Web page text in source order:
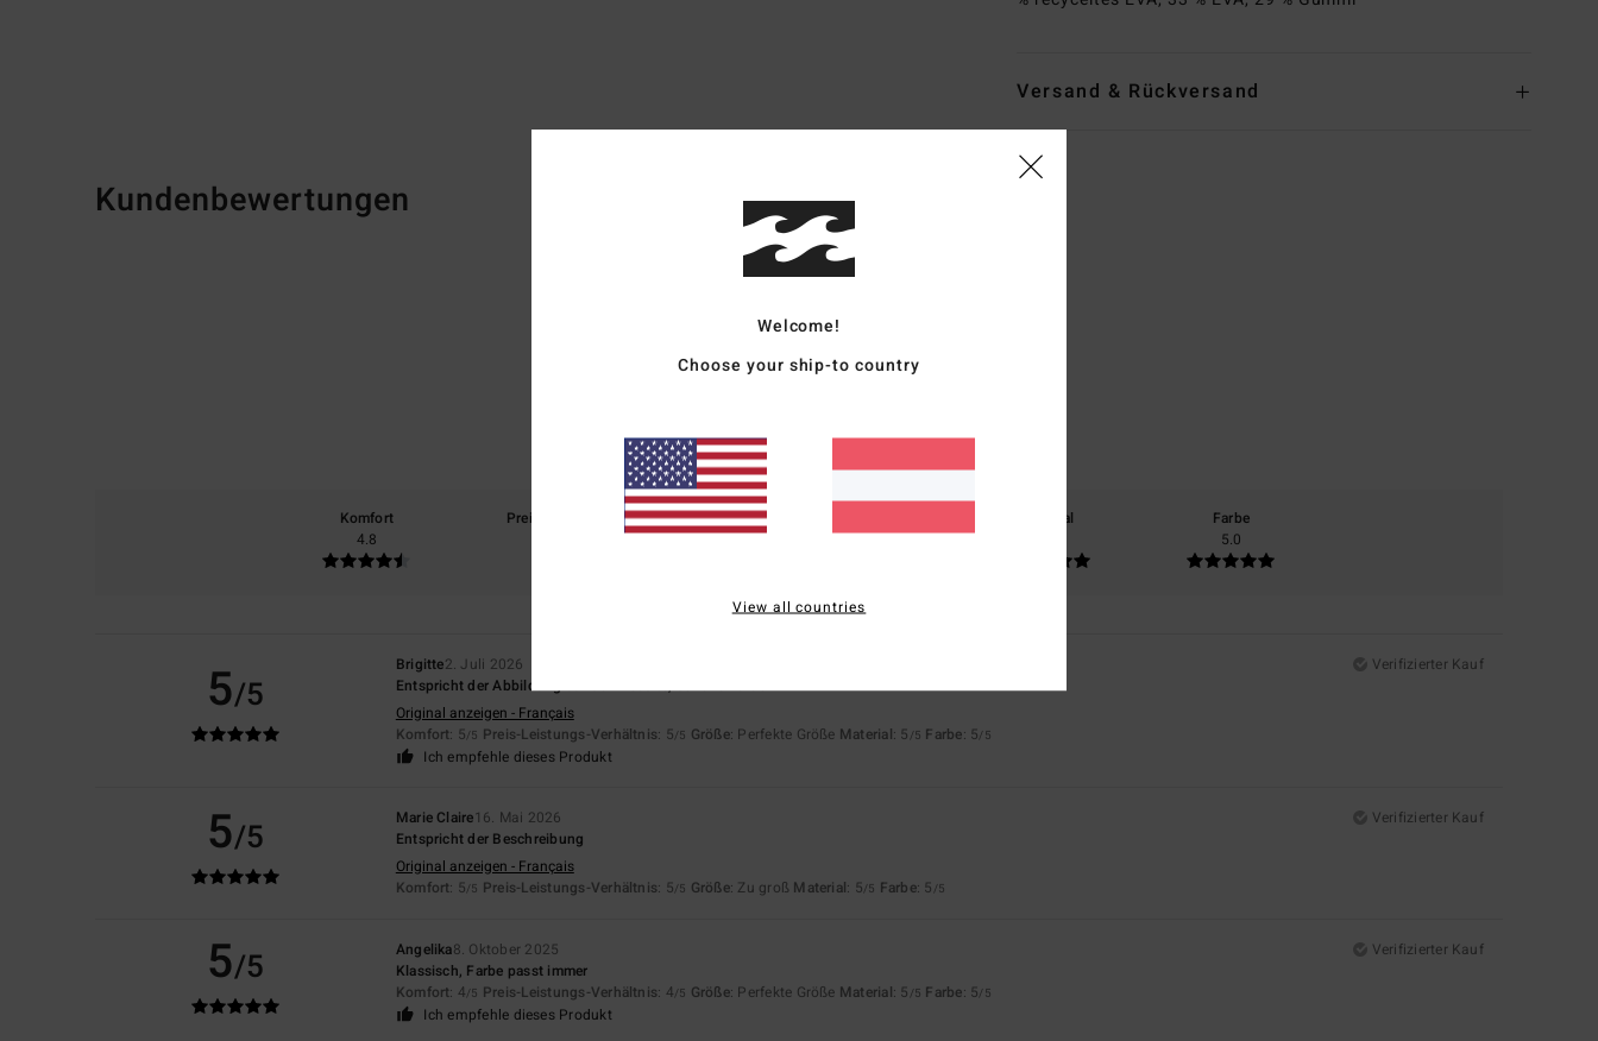
Versand & Rückversand
Kundenbewertungen
5.0/5
basierend auf4 verifizierten Bewertungenseit Oktober 2025
75% unserer Kunden empfehlen dieses Produkt
Komfort
4.8
Preis-Leistungs-Verhältnis
Material
Farbe
5.0
5/5
Brigitte2. Juli 2026
Verifizierter Kauf
Entspricht der Abbildung auf der Website, schöne Farbe
Original anzeigen - Français
Komfort: 5/5 Preis-Leistungs-Verhältnis: 5/5 Größe: Perfekte Größe Material: 5 /5 Farbe: 5/5
Ich empfehle dieses Produkt
5/5 Marie Claire16. Mai 2026
Verifizierter Kauf
Entspricht der Beschreibung
Original anzeigen - Français
Komfort: 5/5 Preis-Leistungs-Verhältnis: 5/5 Größe: Zu groß Material: 5/5 Farbe: 5 /5
5/5 Angelika8. Oktober 2025
Verifizierter Kauf
Klassisch, Farbe passt immer
Komfort: 4/5 Preis-Leistungs-Verhältnis: 4/5 Größe: Perfekte Größe Material: 5 /5 Farbe: 5/5
Ich empfehle dieses Produkt
Welcome!
Choose your ship-to country
View all countries